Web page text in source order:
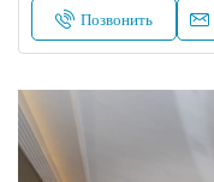
Позвонить